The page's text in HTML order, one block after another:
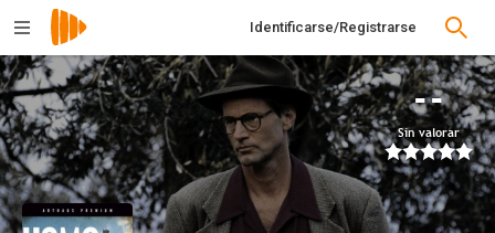
Identificarse/Registrarse
--
Sin valorar